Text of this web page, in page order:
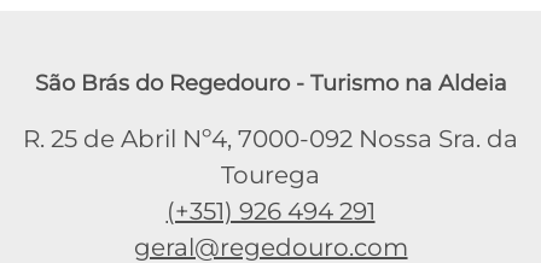
São Brás do Regedouro - Turismo na Aldeia
R. 25 de Abril Nº4, 7000-092 Nossa Sra. da
Tourega
(+351) 926 494 291
geral@regedouro.com